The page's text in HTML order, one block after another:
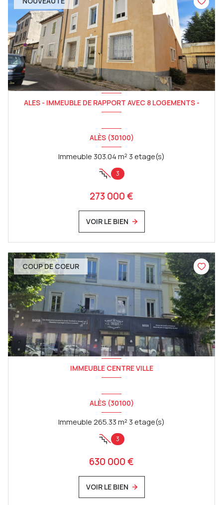
ALES - IMMEUBLE DE RAPPORT AVEC 8 LOGEMENTS -
ALÈS (30100)
Immeuble 303.04 m² 3 etage(s)
3
273 000 €
VOIR LE BIEN
COUP DE COEUR
IMMEUBLE CENTRE VILLE
ALÈS (30100)
Immeuble 265.33 m² 3 etage(s)
3
630 000 €
VOIR LE BIEN